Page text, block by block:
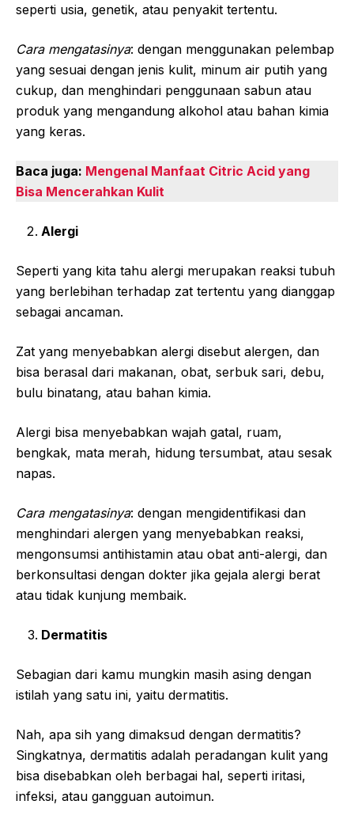
seperti usia, genetik, atau penyakit tertentu.
Cara mengatasinya: dengan menggunakan pelembap
yang sesuai dengan jenis kulit, minum air putih yang
cukup, dan menghindari penggunaan sabun atau
produk yang mengandung alkohol atau bahan kimia
yang keras.
Baca juga: Mengenal Manfaat Citric Acid yang
Bisa Mencerahkan Kulit
Alergi
Seperti yang kita tahu alergi merupakan reaksi tubuh
yang berlebihan terhadap zat tertentu yang dianggap
sebagai ancaman.
Zat yang menyebabkan alergi disebut alergen, dan
bisa berasal dari makanan, obat, serbuk sari, debu,
bulu binatang, atau bahan kimia.
Alergi bisa menyebabkan wajah gatal, ruam,
bengkak, mata merah, hidung tersumbat, atau sesak
napas.
Cara mengatasinya: dengan mengidentifikasi dan
menghindari alergen yang menyebabkan reaksi,
mengonsumsi antihistamin atau obat anti-alergi, dan
berkonsultasi dengan dokter jika gejala alergi berat
atau tidak kunjung membaik.
Dermatitis
Sebagian dari kamu mungkin masih asing dengan
istilah yang satu ini, yaitu dermatitis.
Nah, apa sih yang dimaksud dengan dermatitis?
Singkatnya, dermatitis adalah peradangan kulit yang
bisa disebabkan oleh berbagai hal, seperti iritasi,
infeksi, atau gangguan autoimun.